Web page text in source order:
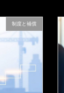
制度と補償